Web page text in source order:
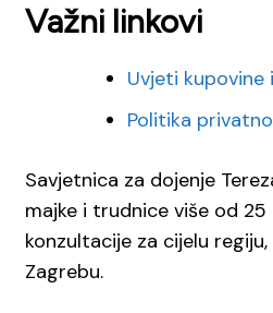
Važni linkovi
Uvjeti kupovine
Politika
Savjetnica za dojenje
majke i trudnice više od 25
konzultacije za cijelu
Zagrebu.